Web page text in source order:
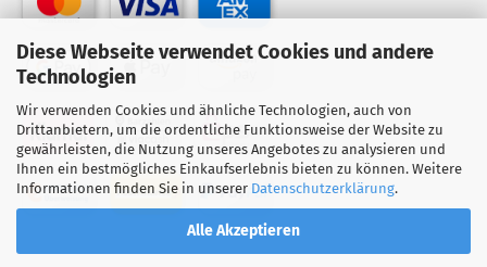
Diese Webseite verwendet Cookies und andere
Technologien
Wir verwenden Cookies und ähnliche Technologien, auch von
Drittanbietern, um die ordentliche Funktionsweise der Website zu
gewährleisten, die Nutzung unseres Angebotes zu analysieren und
Ihnen ein bestmögliches Einkaufserlebnis bieten zu können. Weitere
Informationen finden Sie in unserer Datenschutzerklärung.
Alle Akzeptieren